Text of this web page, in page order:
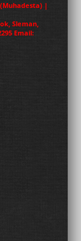
|
Sleman,
Email: